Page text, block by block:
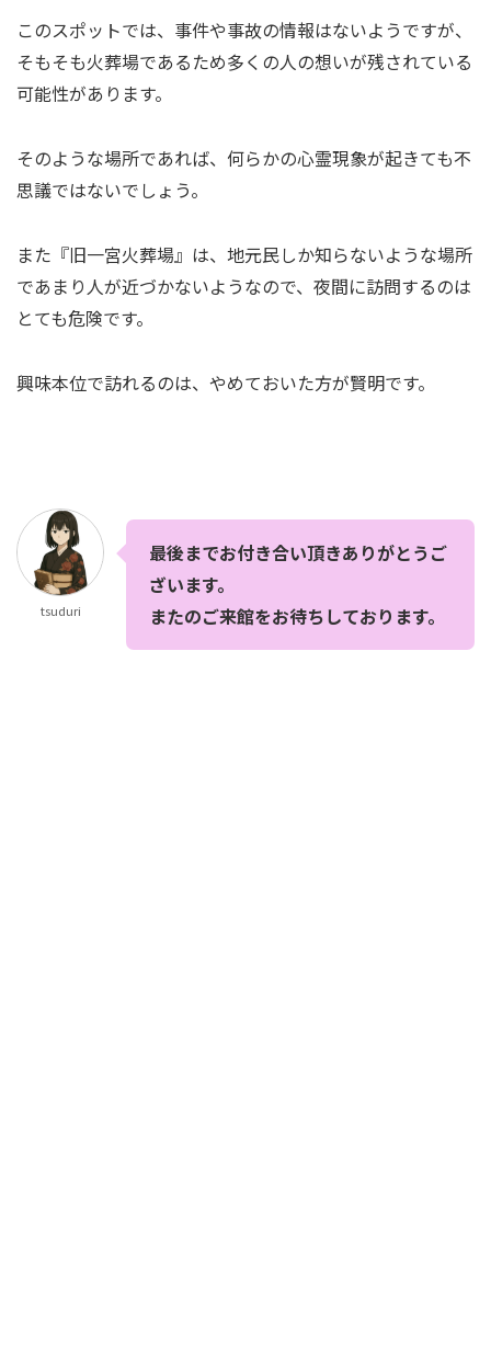
このスポットでは、事件や事故の情報はないようですが、
そもそも火葬場であるため多くの人の想いが残されている
可能性があります。
そのような場所であれば、何らかの心霊現象が起きても不
思議ではないでしょう。
また『旧一宮火葬場』は、地元民しか知らないような場所
であまり人が近づかないようなので、夜間に訪問するのは
とても危険です。
興味本位で訪れるのは、やめておいた方が賢明です。
tsuduri
最後までお付き合い頂きありがとうご
ざいます。
またのご来館をお待ちしております。